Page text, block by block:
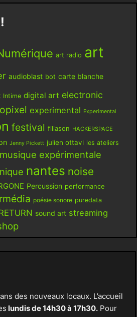
art radio art
audioblast bot carte blanche
Intime digital art electronic
experimental Experimental
festival filiason HACKERSPACE
Jenny Pickett julien ottavi les ateliers
musique expérimentale
nantes noise
Percussion performance
poésie sonore puredata
sound art streaming
des nouveaux locaux. L’accueil
lundis de 14h30 à 17h30.Pour